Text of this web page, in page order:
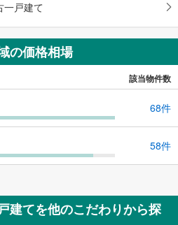
一戸建て
の価格相場
該当物件数
68件
58件
建てを他のこだわりから探